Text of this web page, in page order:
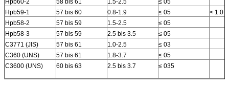
Hpb60-2 58 bis 61 1.5-2.5
≤ 05
Hpb59-1
57 bis 60 0.8-1.9 ≤ 05
< 1.0
Hpb58-2
57 bis 59 1.5-2.5
≤ 05
Hpb58-3
57 bis 59 2.5 bis 3.5
≤ 05
C3771 (JIS)
57 bis 61 1.0-2.5
≤ 03
C360 (UNS)
57 bis 61 1.8-3.7
≤ 05
C3600 (UNS)
60 bis 63 2.5 bis 3.7 ≤ 035